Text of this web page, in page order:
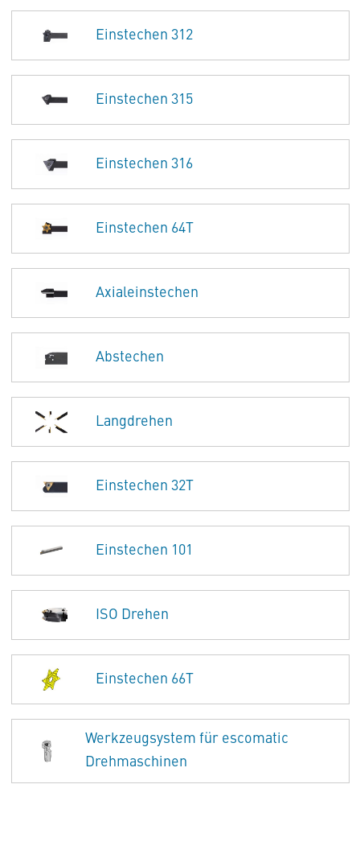
Einstechen 312
Einstechen 315
Einstechen 316
Einstechen 64T
Axialeinstechen
Abstechen
Langdrehen
Einstechen 32T
Einstechen 101
ISO Drehen
Einstechen 66T
Werkzeugsystem für escomatic
Drehmaschinen